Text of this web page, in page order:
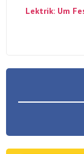
Lektrik: Um